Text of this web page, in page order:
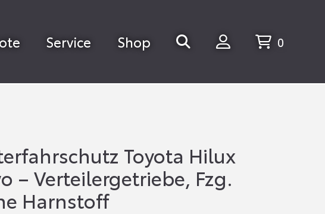
Service Shop 0
Toyota Hilux
– Verteilergetriebe, Fzg.
Harnstoff